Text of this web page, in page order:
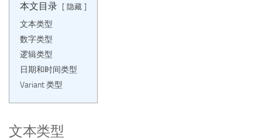
本文目录 隐藏
文本类型
数字类型
逻辑类型
日期和时间类型
Variant 类型
文本类型